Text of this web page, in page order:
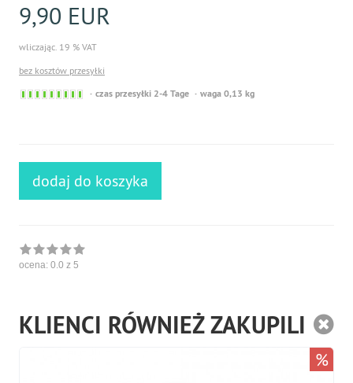
9,90 EUR
wliczając. 19 % VAT
bez kosztów przesyłki
Sofort
czas przesyłki 2-4 Tage waga 0,13 kg
dodaj do koszyka
ocena: 0.0 z 5
KLIENCI RÓWNIEŻ ZAKUPILI
%